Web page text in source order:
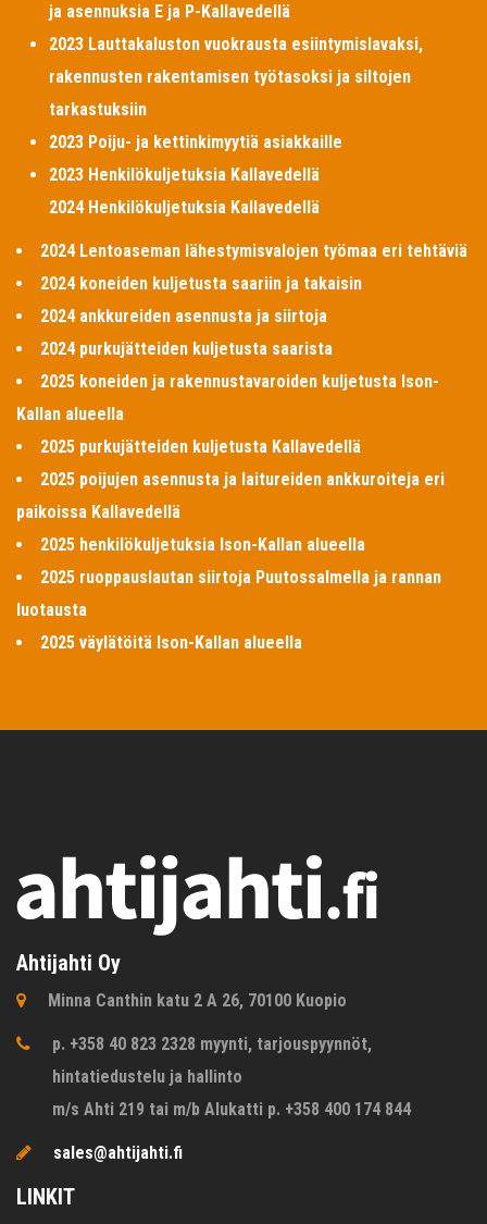
ja asennuksia E ja P-Kallavedellä
2023 Lauttakaluston vuokrausta esiintymislavaksi,
rakennusten rakentamisen työtasoksi ja siltojen
tarkastuksiin
2023 Poiju- ja kettinkimyytiä asiakkaille
2023 Henkilökuljetuksia Kallavedellä
2024 Henkilökuljetuksia Kallavedellä
2024 Lentoaseman lähestymisvalojen työmaa eri tehtäviä
2024 koneiden kuljetusta saariin ja takaisin
2024 ankkureiden asennusta ja siirtoja
2024 purkujätteiden kuljetusta saarista
2025 koneiden ja rakennustavaroiden kuljetusta Ison-
Kallan alueella
2025 purkujätteiden kuljetusta Kallavedellä
2025 poijujen asennusta ja laitureiden ankkuroiteja eri
paikoissa Kallavedellä
2025 henkilökuljetuksia Ison-Kallan alueella
2025 ruoppauslautan siirtoja Puutossalmella ja rannan
luotausta
2025 väylätöitä Ison-Kallan alueella
Ahtijahti Oy
Minna Canthin katu 2 A 26, 70100 Kuopio
p. +358 40 823 2328 myynti, tarjouspyynnöt,
hintatiedustelu ja hallinto
m/s Ahti 219 tai m/b Alukatti p. +358 400 174 844
sales@ahtijahti.fi
LINKIT